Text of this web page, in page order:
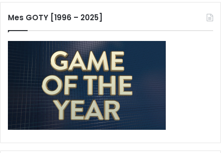
Mes GOTY [1996 – 2025]